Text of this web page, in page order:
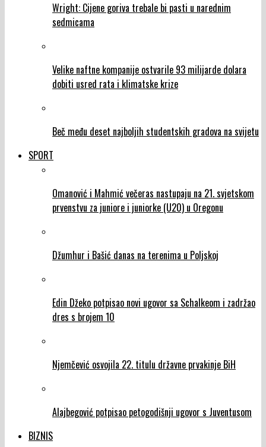
Wright: Cijene goriva trebale bi pasti u narednim
sedmicama
Velike naftne kompanije ostvarile 93 milijarde dolara
dobiti usred rata i klimatske krize
Beč među deset najboljih studentskih gradova na svijetu
SPORT
Omanović i Mahmić večeras nastupaju na 21. svjetskom
prvenstvu za juniore i juniorke (U20) u Oregonu
Džumhur i Bašić danas na terenima u Poljskoj
Edin Džeko potpisao novi ugovor sa Schalkeom i zadržao
dres s brojem 10
Njemčević osvojila 22. titulu državne prvakinje BiH
Alajbegović potpisao petogodišnji ugovor s Juventusom
BIZNIS